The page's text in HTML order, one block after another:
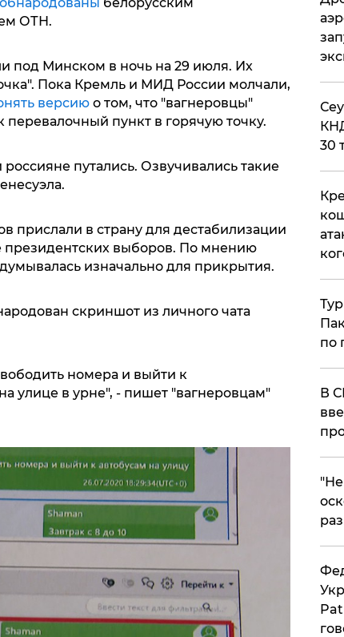
обнародованы белорусским
ОТН.
под Минском в ночь на 29 июля. Их
Пока Кремль и МИД России молчали,
версиюо том, что "вагнеровцы"
пункт в горячую точку.
путались. Озвучивались такие
прислали в страну для дестабилизации
президентских выборов. По мнению
изначально для прикрытия.
скриншот из личного чата
номера и выйти к
улице в урне", - пишет "вагнеровцам"
30
по
В